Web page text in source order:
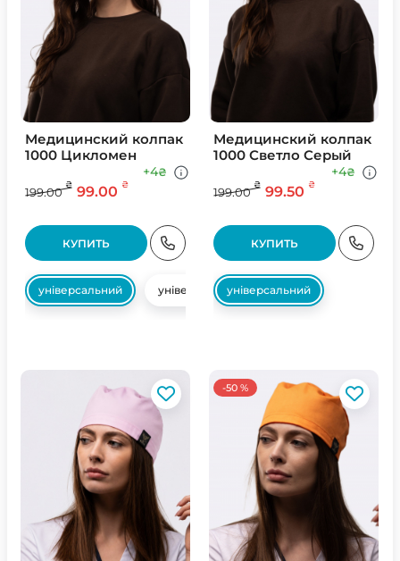
Медицинский колпак
1000 Цикломен
199.00
₴ 99.00 ₴
+4₴
КУПИТЬ
універсальний універсальний
Медицинский колпак
1000 Светло Серый
199.00
₴ 99.50 ₴
+4₴
КУПИТЬ
універсальний
-50 %